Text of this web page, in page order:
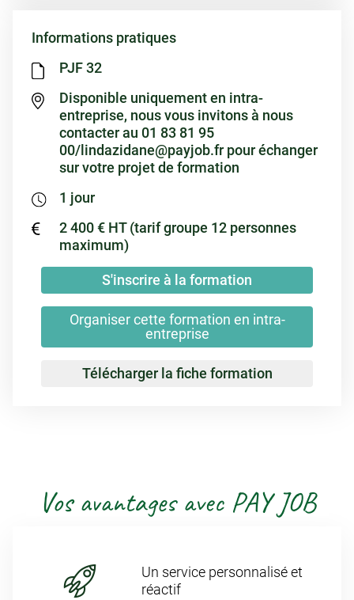
Informations pratiques
PJF 32
Disponible uniquement en intra-
entreprise, nous vous invitons à nous
contacter au 01 83 81 95
00/lindazidane@payjob.fr pour échanger
sur votre projet de formation
1 jour
2 400 € HT (tarif groupe 12 personnes
maximum)
S'inscrire à la formation
Organiser cette formation en intra-
entreprise
Télécharger la fiche formation
Vos avantages avec PAY JOB
Un service personnalisé et
réactif